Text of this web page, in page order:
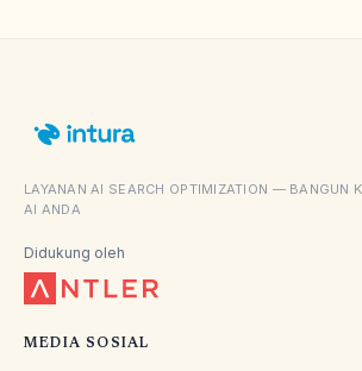
LAYANAN AI SEARCH OPTIMIZATION — BANGUN
AI ANDA
Didukung oleh
MEDIA SOSIAL